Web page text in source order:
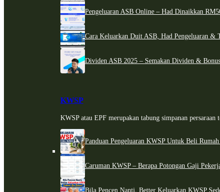
Pengeluaran ASB Online – Had Dinaikkan
Cara Keluarkan Duit ASB, Had Pengeluaran &
Dividen ASB 2025 – Semakan Dividen &
KWSP
KWSP atau EPF merupakan tabung simpanan persaraan
Panduan Pengeluaran KWSP Untuk Beli
Caruman KWSP – Berapa Potongan Gaji
Bila Pencen Nanti, Better Keluarkan KWSP